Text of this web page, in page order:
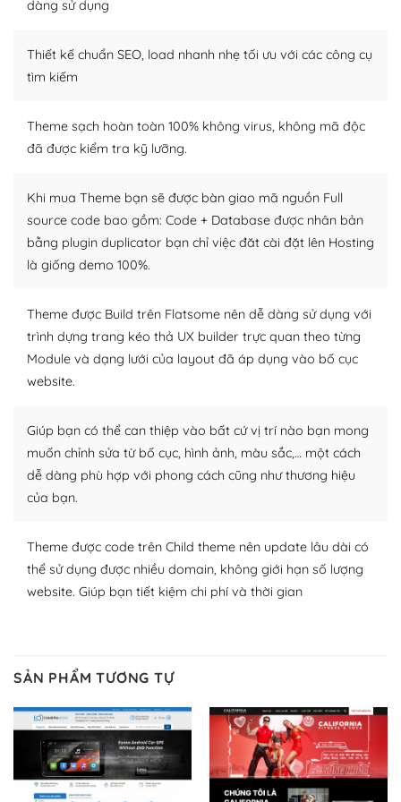
WordPress là nơi lưu trữ cho một diễn đàn cộng đồng
người cuồng tín WordPress.
Nếu bạn gặp khó khăn, bạn có thể lên mạng và tìm
lời, giải đáp vấn đề của bạn.
Cộng đồng sử dụng WordPress sẵn sàng hỗ trợ bạn
– Đa dạng plugin và themes
Plugin mở rộng là thành phần cài đặt thêm vào
WordPress để tăng thêm các tính năng cần thiết. Có
nhiều plugin trả phí hoặc miễn phí.
Nhờ lượng người dùng đông đảo, thư viện themes và
thích chọn lựa plugin và themes phù hợp cho mục đích
lập website của mình.
WordPress đa dạng plugin và themes
Với mọi Hosting bất kỳ thì WordPress đều có thể dễ
dàng thiết lập vì thực tế nó đã cung cấp khoảng 60%
trang web WordPress của bạn.
Dễ dàng lựa chọn Hosting cho website WordPress
– Bảo mật cực tốt
Vì WordPress hiện là nền tảng xây dựng trang web và
dàng sử dụng
Thiết kế chuẩn SEO, load nhanh nhẹ tối ưu với các công cụ
tìm kiếm
Theme sạch hoàn toàn 100% không virus, không mã độc
đã được kiểm tra kỹ lưỡng.
Khi mua Theme bạn sẽ được bàn giao mã nguồn Full
source code bao gồm: Code + Database được nhân bản
bằng plugin duplicator bạn chỉ việc đăt cài đặt lên Hosting
là giống demo 100%.
Theme được Build trên Flatsome nên dễ dàng sử dụng với
trình dựng trang kéo thả UX builder trực quan theo từng
Module và dạng lưới của layout đã áp dụng vào bố cục
website.
Giúp bạn có thể can thiệp vào bất cứ vị trí nào bạn mong
muốn chỉnh sửa từ bố cục, hình ảnh, màu sắc,… một cách
dễ dàng phù hợp với phong cách cũng như thương hiệu
của bạn.
Theme được code trên Child theme nên update lâu dài có
thể sử dụng được nhiều domain, không giới hạn số lượng
website. Giúp bạn tiết kiệm chi phí và thời gian
SẢN PHẨM TƯƠNG TỰ